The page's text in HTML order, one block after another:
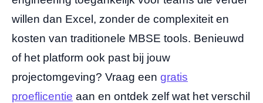
willen dan Excel, zonder de complexiteit en
kosten van traditionele MBSE tools. Benieuwd
of het platform ook past bij jouw
projectomgeving? Vraag een gratis
proeflicentie aan en ontdek zelf wat het verschil